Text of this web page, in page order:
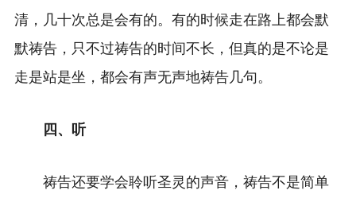
清，几十次总是会有的。有的时候走在路上都会默
默祷告，只不过祷告的时间不长，但真的是不论是
走是站是坐，都会有声无声地祷告几句。
四、听
祷告还要学会聆听圣灵的声音，祷告不是简单